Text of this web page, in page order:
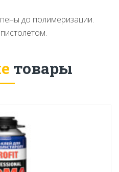
до полимеризации.
товары